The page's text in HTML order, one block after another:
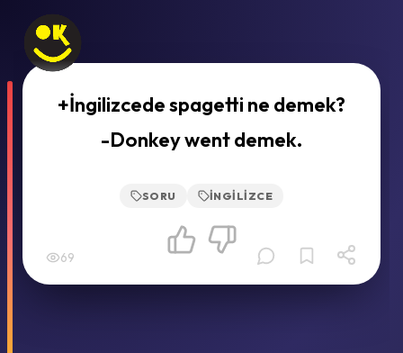
+İngilizcede spagetti ne demek?
-Donkey went demek.
SORU İNGILIZCE
69